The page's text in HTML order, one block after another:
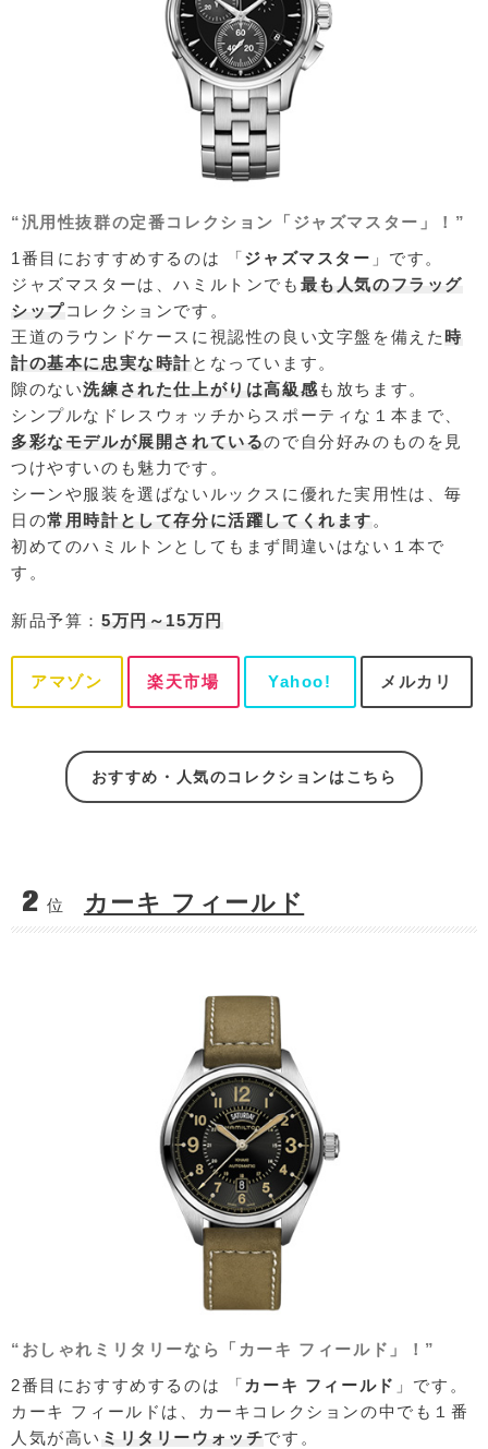
“汎用性抜群の定番コレクション「ジャズマスター」！”
1番目におすすめするのは 「ジャズマスター 」です。
ジャズマスターは、ハミルトンでも 最も人気のフラッグ
シップコレクションです。
王道のラウンドケースに視認性の良い文字盤を備えた時
計の基本に忠実な時計となっています。
隙のない洗練された仕上がりは高級感 も放ちます。
シンプルなドレスウォッチからスポーティな１本まで、
多彩なモデルが展開されているので自分好みのものを見
つけやすいのも魅力です。
シーンや服装を選ばないルックスに優れた実用性は、毎
日の常用時計として存分に活躍してくれます 。
初めてのハミルトンとしてもまず間違いはない１本で
す。
新品予算： 5万円～15万円
アマゾン 楽天市場 Yahoo! メルカリ
おすすめ・人気のコレクションはこちら
2 位 カーキ フィールド
“おしゃれミリタリーなら「カーキ フィールド」！”
2番目におすすめするのは 「 カーキ フィールド 」です。
カーキ フィールドは、カーキコレクションの中でも１番
人気が高い ミリタリーウォッチです。